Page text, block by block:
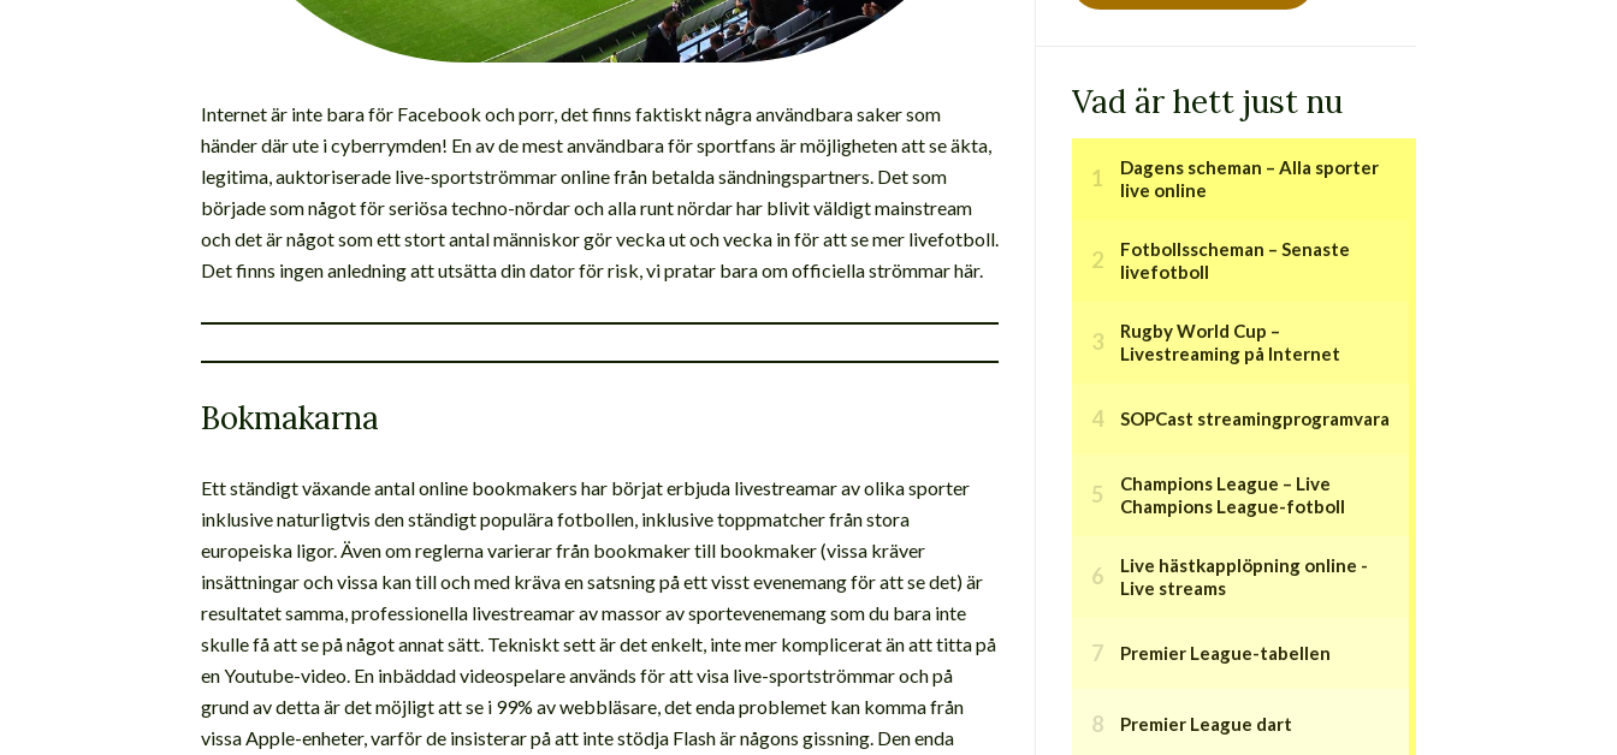
Internet är inte bara för Facebook och porr, det finns faktiskt några användbara saker som
händer där ute i cyberrymden! En av de mest användbara för sportfans är möjligheten att se äkta,
legitima, auktoriserade live-sportströmmar online från betalda sändningspartners. Det som
började som något för seriösa techno-nördar och alla runt nördar har blivit väldigt mainstream
och det är något som ett stort antal människor gör vecka ut och vecka in för att se mer livefotboll.
Det finns ingen anledning att utsätta din dator för risk, vi pratar bara om officiella strömmar här.
Bokmakarna
Ett ständigt växande antal online bookmakers har börjat erbjuda livestreamar av olika sporter
inklusive naturligtvis den ständigt populära fotbollen, inklusive toppmatcher från stora
europeiska ligor. Även om reglerna varierar från bookmaker till bookmaker (vissa kräver
insättningar och vissa kan till och med kräva en satsning på ett visst evenemang för att se det) är
resultatet samma, professionella livestreamar av massor av sportevenemang som du bara inte
skulle få att se på något annat sätt. Tekniskt sett är det enkelt, inte mer komplicerat än att titta på
en Youtube-video. En inbäddad videospelare används för att visa live-sportströmmar och på
grund av detta är det möjligt att se i 99% av webbläsare, det enda problemet kan komma från
vissa Apple-enheter, varför de insisterar på att inte stödja Flash är någons gissning. Den enda
Vad är hett just nu
Dagens scheman – Alla sporter
live online
Fotbollsscheman – Senaste
livefotboll
Rugby World Cup –
Livestreaming på Internet
SOPCast streamingprogramvara
Champions League – Live
Champions League-fotboll
Live hästkapplöpning online -
Live streams
Premier League-tabellen
Premier League dart